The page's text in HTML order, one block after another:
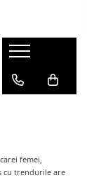
femei,
cu trendurile are